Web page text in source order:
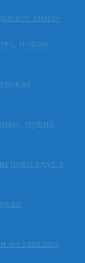
вино»
нужно
нужна
едут в
на тактике,